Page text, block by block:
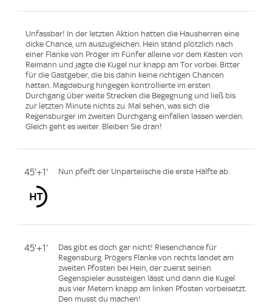
Unfassbar! In der letzten Aktion hatten die Hausherren eine
dicke Chance, um auszugleichen. Hein stand plötzlich nach
einer Flanke von Pröger im Fünfer alleine vor dem Kasten von
Reimann und jagte die Kugel nur knapp am Tor vorbei. Bitter
für die Gastgeber, die bis dahin keine richtigen Chancen
hatten. Magdeburg hingegen kontrollierte im ersten
Durchgang über weite Strecken die Begegnung und ließ bis
zur letzten Minute nichts zu. Mal sehen, was sich die
Regensburger im zweiten Durchgang einfallen lassen werden.
Gleich geht es weiter. Bleiben Sie dran!
45'+1' Nun pfeift der Unparteiische die erste Hälfte ab.
45'+1'
Das gibt es doch gar nicht! Riesenchance für
Regensburg. Prögers Flanke von rechts landet am
zweiten Pfosten bei Hein, der zuerst seinen
Gegenspieler aussteigen lässt und dann die Kugel
aus vier Metern knapp am linken Pfosten vorbeisetzt.
Den musst du machen!